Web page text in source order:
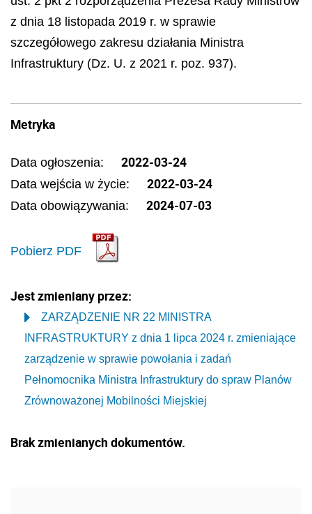
z dnia 18 listopada 2019 r. w sprawie
szczegółowego zakresu działania Ministra
Infrastruktury (Dz. U. z 2021 r. poz. 937).
Metryka
Data ogłoszenia: 2022-03-24
Data wejścia w życie: 2022-03-24
Data obowiązywania: 2024-07-03
Pobierz PDF
Jest zmieniany przez:
ZARZĄDZENIE NR 22 MINISTRA
INFRASTRUKTURY z dnia 1 lipca 2024 r. zmieniające
zarządzenie w sprawie powołania i zadań
Pełnomocnika Ministra Infrastruktury do spraw Planów
Zrównoważonej Mobilności Miejskiej
Brak zmienianych dokumentów.